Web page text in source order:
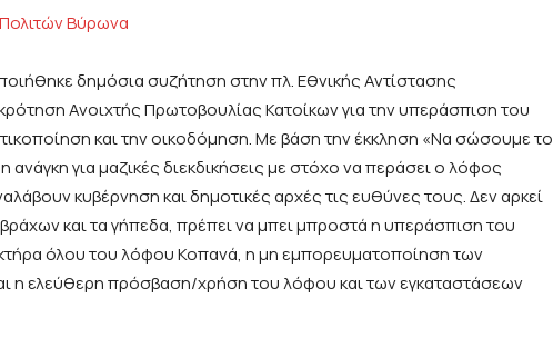
Βύρωνα
δημόσια συζήτηση στην πλ. Εθνικής Αντίστασης
Ανοιχτής Πρωτοβουλίας Κατοίκων για την υπεράσπιση του
και την οικοδόμηση. Με βάση την έκκληση «Να σώσουμε το
για μαζικές διεκδικήσεις με στόχο να περάσει ο λόφος
κυβέρνηση και δημοτικές αρχές τις ευθύνες τους. Δεν αρκεί
και τα γήπεδα, πρέπει να μπει μπροστά η υπεράσπιση του
όλου του λόφου Κοπανά, η μη εμπορευματοποίηση των
η ελεύθερη πρόσβαση/χρήση του λόφου και των εγκαταστάσεων